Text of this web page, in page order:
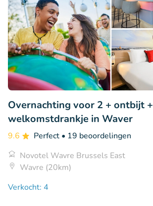
Overnachting voor 2 + ontbijt +
welkomstdrankje in Waver
9.6 Perfect • 19 beoordelingen
Novotel Wavre Brussels East
Wavre (20km)
Verkocht: 4